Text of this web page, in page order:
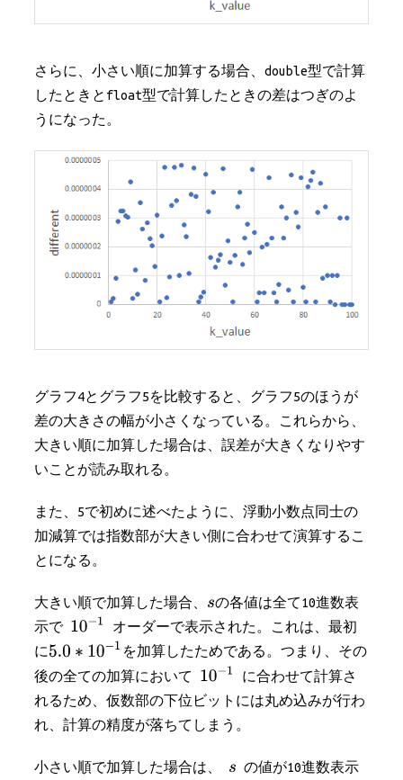
さらに、小さい順に加算する場合、double型で計算
したときとfloat型で計算したときの差はつぎのよ
うになった。
グラフ4とグラフ5を比較すると、グラフ5のほうが
差の大きさの幅が小さくなっている。これらから、
大きい順に加算した場合は、誤差が大きくなりやす
いことが読み取れる。
また、5で初めに述べたように、浮動小数点同士の
加減算では指数部が大きい側に合わせて演算するこ
とになる。
大きい順で加算した場合、
の各値は全て10進数表
示で
オーダーで表示された。これは、最初
に
を加算したためである。つまり、その
後の全ての加算において
に合わせて計算さ
れるため、仮数部の下位ビットには丸め込みが行わ
れ、計算の精度が落ちてしまう。
小さい順で加算した場合は、
の値が10進数表示